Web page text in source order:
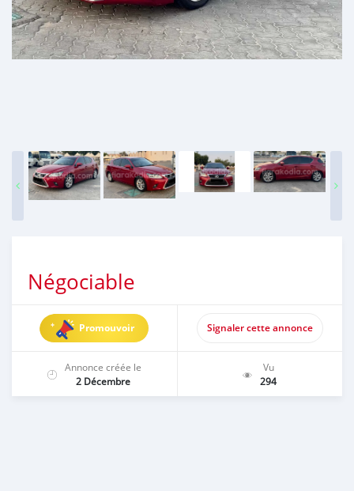
Négociable
Promouvoir Signaler cette annonce
Annonce créée le
2 Décembre
Vu
294